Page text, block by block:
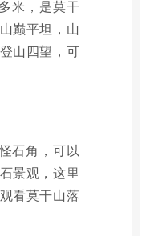
米，是莫干
巅平坦，山
山四望，可
石角，可以
景观，这里
看莫干山落